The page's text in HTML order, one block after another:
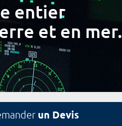
entier
et en mer.
un Devis